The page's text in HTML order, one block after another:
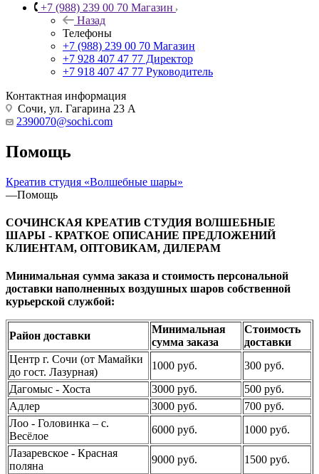
+7 (988) 239 00 70 Магазин
Назад
Телефоны
+7 (988) 239 00 70 Магазин
+7 928 407 47 77 Директор
+7 918 407 47 77 Руководитель
Контактная информация
Сочи, ул. Гагарина 23 А
2390070@sochi.com
Помощь
Креатив студия «Волшебные шары»
—Помощь
СОЧИНСКАЯ КРЕАТИВ СТУДИЯ ВОЛШЕБНЫЕ
ШАРЫ - КРАТКОЕ ОПИСАНИЕ ПРЕДЛОЖЕНИЙ
КЛИЕНТАМ, ОПТОВИКАМ, ДИЛЕРАМ
Минимальная сумма заказа и стоимость персональной
доставки наполненных воздушных шаров собственной
курьерской службой:
Район доставки
Минимальная
сумма заказа
Стоимость
доставки
Центр г. Сочи (от Мамайки
до гост. Лазурная)
1000 руб.
300 руб.
Дагомыс - Хоста
3000 руб.
500 руб.
Адлер
3000 руб.
700 руб.
Лоо - Головинка – с.
Весёлое
6000 руб.
1000 руб.
Лазаревское - Красная
поляна
9000 руб. 1500 руб.